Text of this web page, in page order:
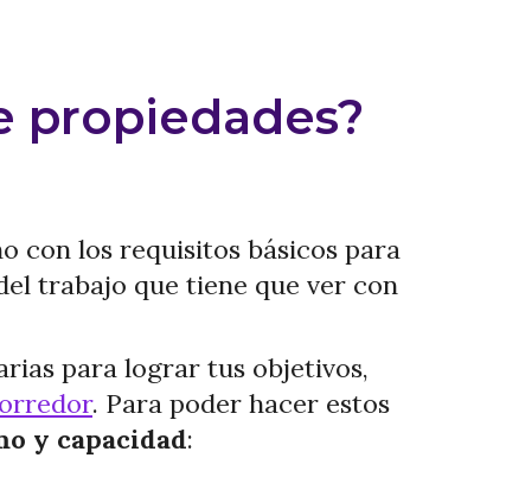
propiedades?
con los requisitos básicos para
trabajo que tiene que ver con
para lograr tus objetivos,
. Para poder hacer estos
y capacidad: